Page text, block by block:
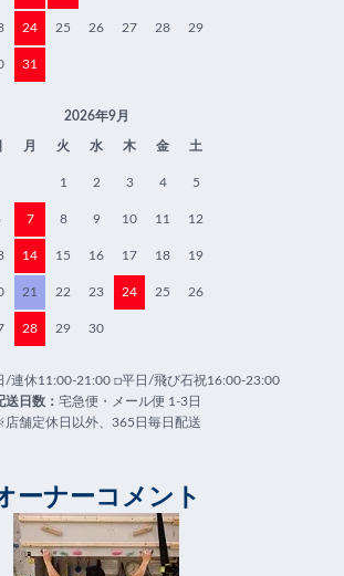
24 25 26 27 28 29
31
2026年9月
月 火 水 木 金 土
1 2 3 4 5
7 8 9 10 11 12
14 15 16 17 18 19
21 22 23 24 25 26
28 29 30
/連休11:00-21:00 □平日/飛び石祝16:00-23:00
送日数： 宅急便・メール便 1-3日
舗定休日以外、365日毎日配送
ーナーコメント